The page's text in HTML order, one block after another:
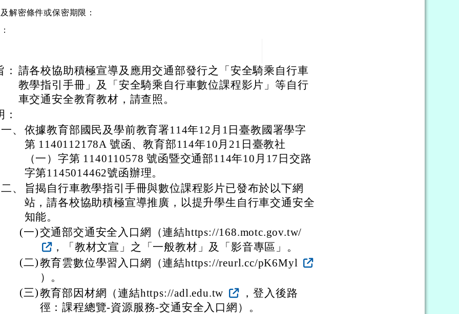
解密條件或保密期限：
： 請各校協助積極宣導及應用交通部發行之「安全騎乘自行車
教學指引手冊」及「安全騎乘自行車數位課程影片」等自行
車交通安全教育教材，請查照。
：
一、
依據教育部國民及學前教育署114年12月1日臺教國署學字
第 1140112178A 號函、教育部114年10月21日臺教社
（一）字第 1140110578 號函暨交通部114年10月17日交路
字第1145014462號函辦理。
二、
旨揭自行車教學指引手冊與數位課程影片已發布於以下網
站，請各校協助積極宣導推廣，以提升學生自行車交通安全
知能。
(一)交通部交通安全入口網（連結https://168.motc.gov.tw/
，「教材文宣」之「一般教材」及「影音專區」。
(二)教育雲數位學習入口網（連結https://reurl.cc/pK6Myl
）。
(三)教育部因材網（連結https://adl.edu.tw
，登入後路
徑：課程總覽-資源服務-交通安全入口網）。